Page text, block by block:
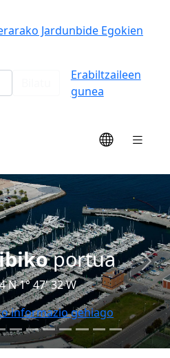
Jardunbide Egokien
Erabiltzaileen
gunea
N 1° 47' 17 W
informazio gehiago
Next